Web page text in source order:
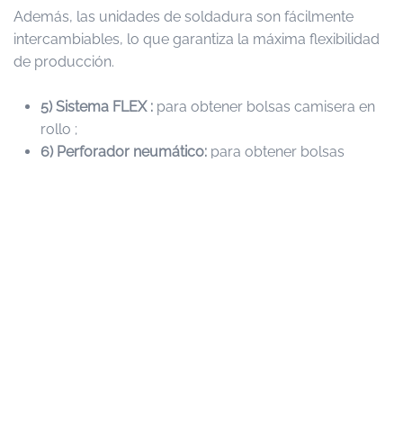
Además, las unidades de soldadura son fácilmente
intercambiables, lo que garantiza la máxima flexibilidad
de producción.
5)Sistema FLEX : para obtener bolsas camisera en
rollo ;
6) Perforador neumático: para obtener bolsas